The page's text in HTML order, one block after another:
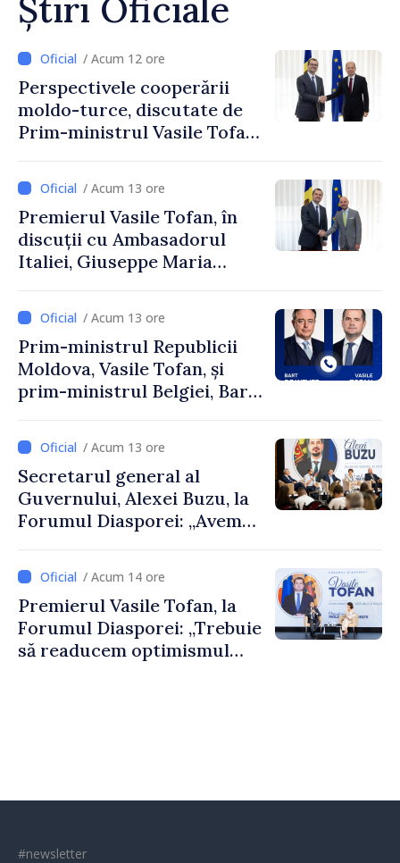
Știri Oficiale
/ Acum 12 ore
Perspectivele cooperării
moldo-turce, discutate de
Prim-ministrul Vasile Tofan
Uygar Mustafa Sertel
/ Acum 13 ore
Premierul Vasile Tofan, în
discuții cu Ambasadorul
Italiei, Giuseppe Maria
/ Acum 13 ore
Prim-ministrul Republicii
Moldova, Vasile Tofan, și
prim-ministrul Belgiei, Bart
despre parcursul european
al Republicii Moldova.
/ Acum 13 ore
Secretarul general al
Guvernului, Alexei Buzu, la
Forumul Diasporei: „Avem
dumneavoastră pentru a
construi comunități mai
puternice”
/ Acum 14 ore
Premierul Vasile Tofan, la
Forumul Diasporei: „Trebuie
să readucem optimismul
#newsletter